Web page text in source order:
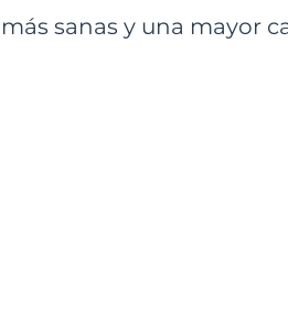
sanas y una mayor